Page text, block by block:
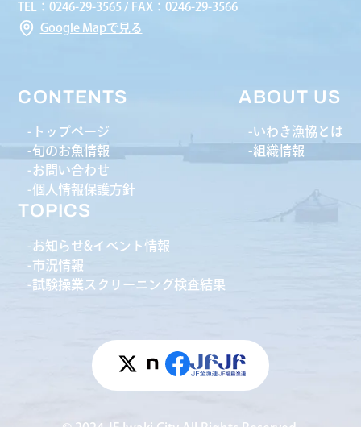
TEL：0246-29-3565 / FAX：0246-29-3566
Google Mapで見る
CONTENTS
トップページ
旬のお魚情報
お問い合わせ
個人情報保護方針
ABOUT US
いわき漁協とは
組織情報
TOPICS
お知らせ&イベント情報
市況情報
試験操業スクリーニング検査結果